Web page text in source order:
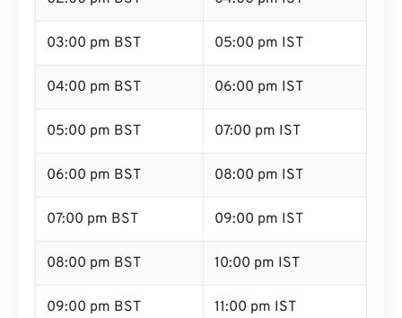
03:00 pm BST 05:00 pm IST
04:00 pm BST 06:00 pm IST
05:00 pm BST 07:00 pm IST
06:00 pm BST 08:00 pm IST
07:00 pm BST 09:00 pm IST
08:00 pm BST 10:00 pm IST
09:00 pm BST 11:00 pm IST